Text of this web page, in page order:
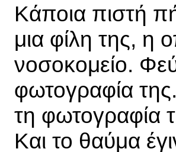
Κάποια πιστή
μια φίλη της, η
νοσοκομείο.
φωτογραφία
τη φωτογραφία
Και το θαύμα